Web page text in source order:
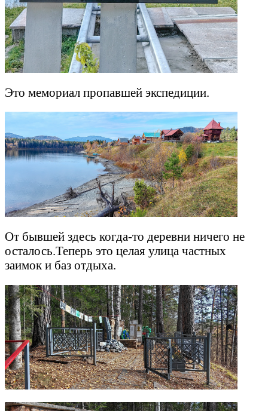
Это мемориал пропавшей экспедиции.
От бывшей здесь когда-то деревни ничего не
осталось.Теперь это целая улица частных
заимок и баз отдыха.